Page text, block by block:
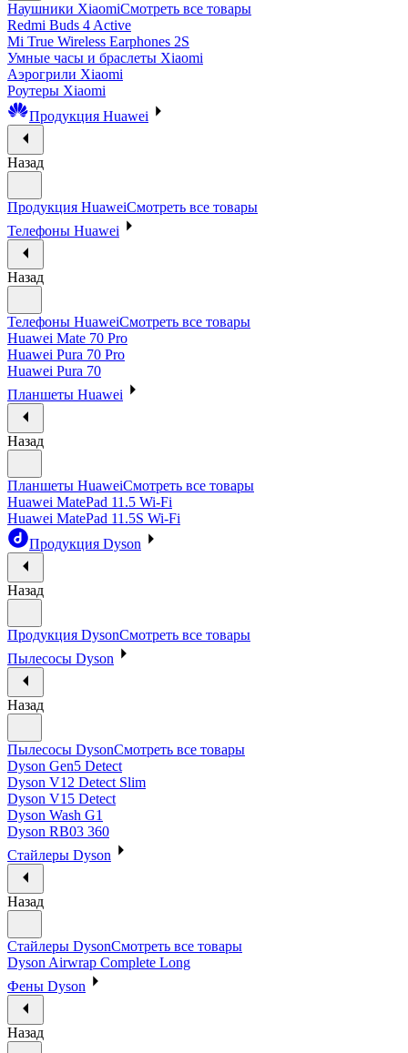
Наушники XiaomiСмотреть все товары
Redmi Buds 4 Active
Mi True Wireless Earphones 2S
Умные часы и браслеты Xiaomi
Аэрогрили Xiaomi
Роутеры Xiaomi
Продукция Huawei
Назад
Продукция HuaweiСмотреть все товары
Телефоны Huawei
Назад
Телефоны HuaweiСмотреть все товары
Huawei Mate 70 Pro
Huawei Pura 70 Pro
Huawei Pura 70
Планшеты Huawei
Назад
Планшеты HuaweiСмотреть все товары
Huawei MatePad 11.5 Wi-Fi
Huawei MatePad 11.5S Wi-Fi
Продукция Dyson
Назад
Продукция DysonСмотреть все товары
Пылесосы Dyson
Назад
Пылесосы DysonСмотреть все товары
Dyson Gen5 Detect
Dyson V12 Detect Slim
Dyson V15 Detect
Dyson Wash G1
Dyson RB03 360
Стайлеры Dyson
Назад
Стайлеры DysonСмотреть все товары
Dyson Airwrap Complete Long
Фены Dyson
Назад